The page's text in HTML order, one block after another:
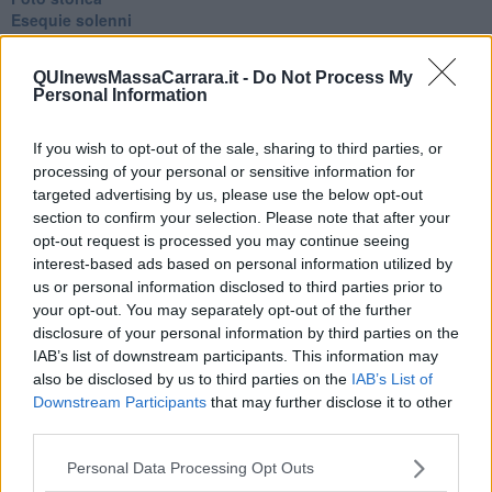
QUInewsMassaCarrara.it - Do Not Process My
Personal Information
If you wish to opt-out of the sale, sharing to third parties, or
processing of your personal or sensitive information for
targeted advertising by us, please use the below opt-out
section to confirm your selection. Please note that after your
opt-out request is processed you may continue seeing
interest-based ads based on personal information utilized by
us or personal information disclosed to third parties prior to
your opt-out. You may separately opt-out of the further
disclosure of your personal information by third parties on the
IAB’s list of downstream participants. This information may
also be disclosed by us to third parties on the IAB’s List of
Downstream Participants that may further disclose it to other
Personal Data Processing Opt Outs
Esequie solenni
Nostalgia del sangue blu
Non avere e non essere
Armiamoci e... avviatevi
Schizzi di fango
Sor-riso amaro
Fine anno al ristorante
La festa di Capodanno
Natale 2024
Re e regnanti
A noi interessa il dito non la luna
Come rubare allo stato e vivere felici
Una performance
Il compagno
​Io (allo specchio)
Tramonto
Passato, presente, futuro
La virtù del non fare
Il giorno dei saldi
L'ultimo post